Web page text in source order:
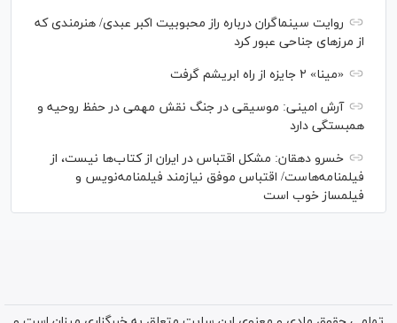
روایت سینماگران درباره راز محبوبیت اکبر عبدی/ هنرمندی که
از مرزهای جناحی عبور کرد
«مینا» ۲ جایزه از راه ابریشم گرفت
آرش امینی: موسیقی در جنگ نقش مهمی در حفظ روحیه و
همبستگی دارد
خسرو دهقان: مشکل اقتباس در ایران از کتاب‌ها نیست، از
فیلمنامه‌هاست/ اقتباس موفق نیازمند فیلمنامه‌نویس و
فیلمساز خوب است